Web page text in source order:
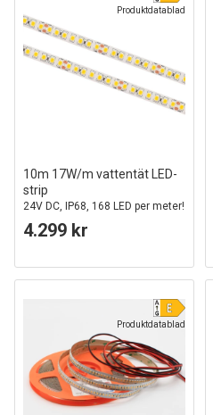
Produktdatablad
10m 17W/m vattentät LED-
strip
24V DC, IP68, 168 LED per meter!
4.299 kr
Produktdatablad